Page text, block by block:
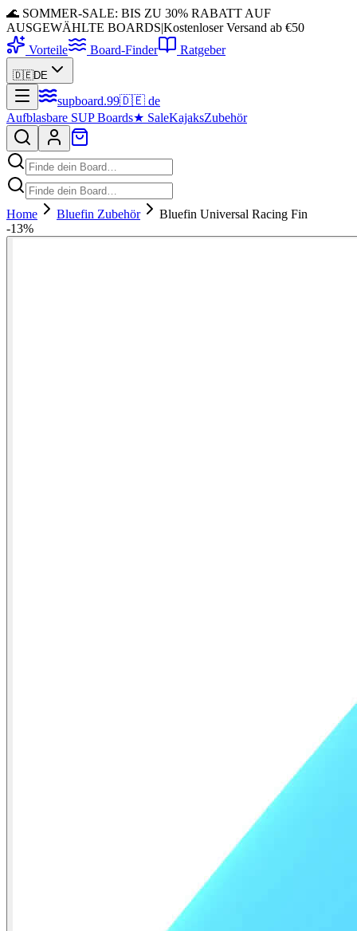
🌊 SOMMER-SALE: BIS ZU 30% RABATT AUF
AUSGEWÄHLTE BOARDS|Kostenloser Versand ab €50
Vorteile
Board-Finder Ratgeber
🇩🇪DE
supboard.99🇩🇪 de
Aufblasbare SUP Boards★ SaleKajaksZubehör
Home Bluefin Zubehör
Bluefin Universal Racing Fin
-13%